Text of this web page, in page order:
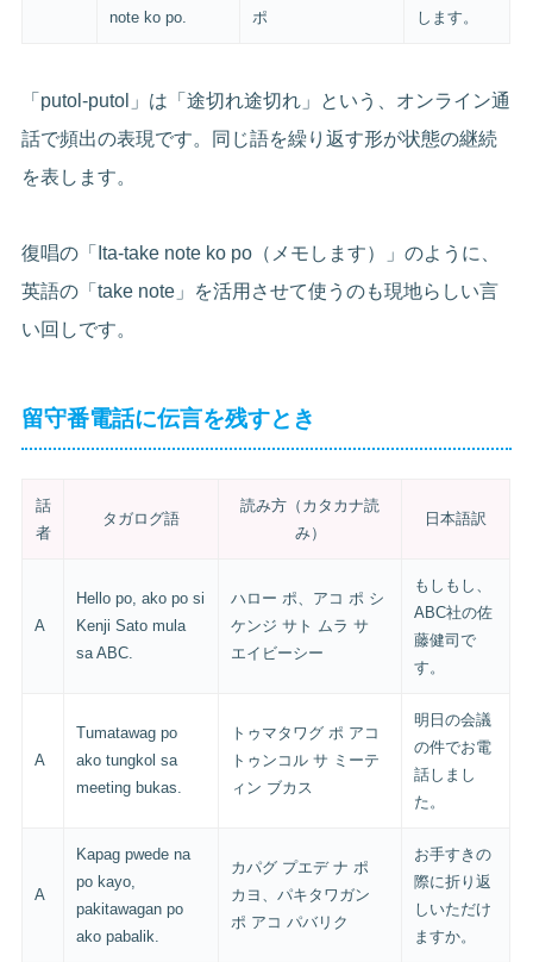
note ko po.
ポ
します。
「putol-putol」は「途切れ途切れ」という、オンライン通
話で頻出の表現です。同じ語を繰り返す形が状態の継続
を表します。
復唱の「Ita-take note ko po（メモします）」のように、
英語の「take note」を活用させて使うのも現地らしい言
い回しです。
留守番電話に伝言を残すとき
話
者
タガログ語
読み方（カタカナ読
み）
日本語訳
A
Hello po, ako po si
Kenji Sato mula
sa ABC.
ハロー ポ、アコ ポ シ
ケンジ サト ムラ サ
エイビーシー
もしもし、
ABC社の佐
藤健司で
す。
A
Tumatawag po
ako tungkol sa
meeting bukas.
トゥマタワグ ポ アコ
トゥンコル サ ミーテ
ィン ブカス
明日の会議
の件でお電
話しまし
た。
A
Kapag pwede na
po kayo,
pakitawagan po
ako pabalik.
カパグ プエデ ナ ポ
カヨ、パキタワガン
ポ アコ パバリク
お手すきの
際に折り返
しいただけ
ますか。